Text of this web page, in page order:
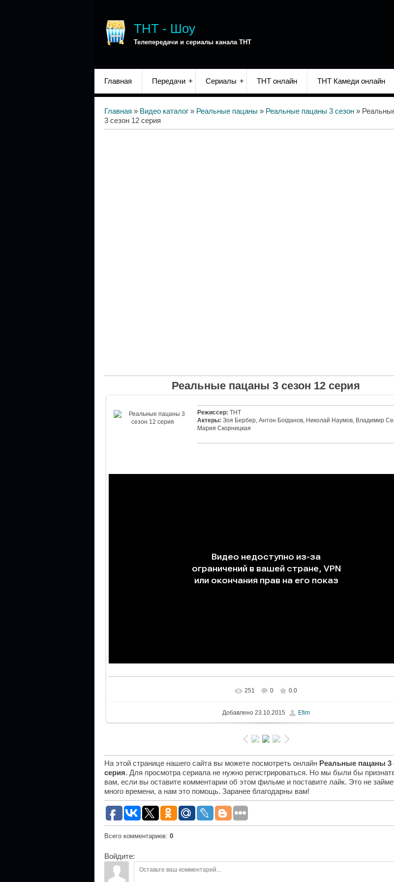
ТНТ - Шоу
Телепередачи и сериалы канала ТНТ
Главная Передачи Сериалы ТНТ онлайн ТНТ Камеди онлайн
Главная » Видео каталог » Реальные пацаны » Реальные пацаны 3 сезон »
3 сезон 12 серия
Реальные пацаны 3 сезон 12 серия
Режиссер: ТНТ
Актеры: Зоя Бербер, Антон Богданов, Николай Наумов, Владимир
Мария Скорницкая
251 0 0.0
Добавлено23.10.2015 Efim
На этой странице нашего сайта вы можете посмотреть онлайн Реальные пацаны 3
серия. Для просмотра сериала не нужно регистрироваться. Но мы были бы
вам, если вы оставите комментарии об этом фильме и поставите лайк. Это не
много времени, а нам это помощь. Заранее благодарны вам!
Всего комментариев: 0
Войдите: